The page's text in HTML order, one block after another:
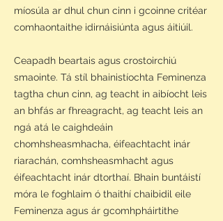
míosúla ar dhul chun cinn i gcoinne critéar
comhaontaithe idirnáisiúnta agus áitiúil.
Ceapadh beartais agus crostoirchiú
smaointe. Tá stíl bhainistíochta Feminenza
tagtha chun cinn, ag teacht in aibíocht leis
an bhfás ar fhreagracht, ag teacht leis an
ngá atá le caighdeáin
chomhsheasmhacha, éifeachtacht inár
riarachán, comhsheasmhacht agus
éifeachtacht inár dtorthaí. Bhain buntáistí
móra le foghlaim ó thaithí chaibidil eile
Feminenza agus ár gcomhpháirtithe